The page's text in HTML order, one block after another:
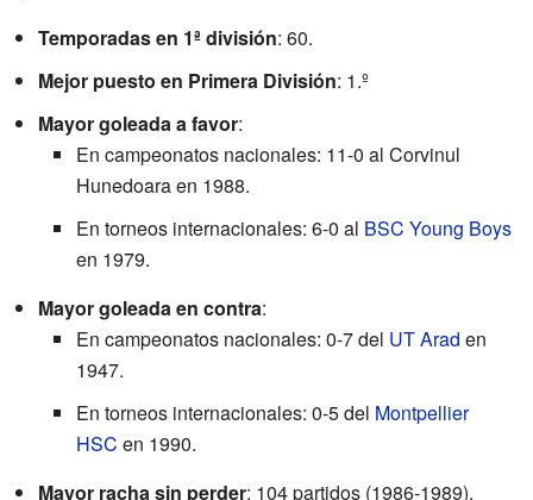
Temporadas en 1ª división: 60.
Mejor puesto en Primera División: 1.º
Mayor goleada a favor:
En campeonatos nacionales: 11-0 al Corvinul
Hunedoara en 1988.
En torneos internacionales: 6-0 al BSC Young Boys
en 1979.
Mayor goleada en contra:
En campeonatos nacionales: 0-7 del UT Arad en
1947.
En torneos internacionales: 0-5 del Montpellier
HSC en 1990.
Mayor racha sin perder: 104 partidos (1986-1989).